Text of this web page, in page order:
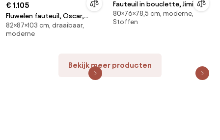
€ 1.105
Fluwelen fauteuil, Oscar,
ontwerp Emmanuel Gallina
82×87×103 cm, draaibaar,
moderne
Fauteuil in bouclette, Jimi
80×76×78,5 cm, moderne,
Stoffen
Bekijk meer producten